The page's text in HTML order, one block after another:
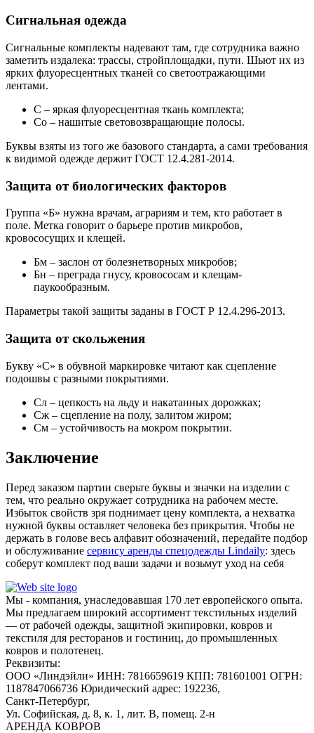
Сигнальная одежда
Сигнальные комплекты надевают там, где сотрудника важно
заметить издалека: трассы, стройплощадки, пути. Шьют их из
ярких флуоресцентных тканей со светоотражающими
лентами.
С – яркая флуоресцентная ткань комплекта;
Со – нашитые световозвращающие полосы.
Буквы взяты из того же базового стандарта, а сами требования
к видимой одежде держит ГОСТ 12.4.281-2014.
Защита от биологических факторов
Группа «Б» нужна врачам, аграриям и тем, кто работает в
поле. Метка говорит о барьере против микробов,
кровососущих и клещей.
Бм – заслон от болезнетворных микробов;
Бн – преграда гнусу, кровососам и клещам-
паукообразным.
Параметры такой защиты заданы в ГОСТ Р 12.4.296-2013.
Защита от скольжения
Букву «С» в обувной маркировке читают как сцепление
подошвы с разными покрытиями.
Сл – цепкость на льду и накатанных дорожках;
Сж – сцепление на полу, залитом жиром;
См – устойчивость на мокром покрытии.
Заключение
Перед заказом партии сверьте буквы и значки на изделии с
тем, что реально окружает сотрудника на рабочем месте.
Избыток свойств зря поднимает цену комплекта, а нехватка
нужной буквы оставляет человека без прикрытия. Чтобы не
держать в голове весь алфавит обозначений, передайте подбор
и обслуживание сервису аренды спецодежды Lindaily: здесь
соберут комплект под ваши задачи и возьмут уход на себя
Мы - компания, унаследовавшая 170 лет европейского опыта.
Мы предлагаем широкий ассортимент текстильных изделий
— от рабочей одежды, защитной экипировки, ковров и
текстиля для ресторанов и гостиниц, до промышленных
ковров и полотенец.
Реквизиты:
ООО «Линдэйли» ИНН: 7816659619 КПП: 781601001 ОГРН:
1187847066736 Юридический адрес: 192236,
Санкт-Петербург,
Ул. Софийская, д. 8, к. 1, лит. В, помещ. 2-н
АРЕНДА КОВРОВ